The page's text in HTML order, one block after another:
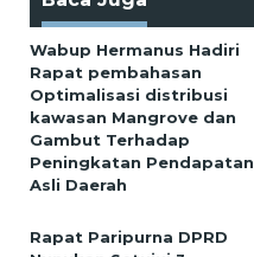
Wabup Hermanus Hadiri
Rapat pembahasan
Optimalisasi distribusi
kawasan Mangrove dan
Gambut Terhadap
Peningkatan Pendapatan
Asli Daerah
Rapat Paripurna DPRD